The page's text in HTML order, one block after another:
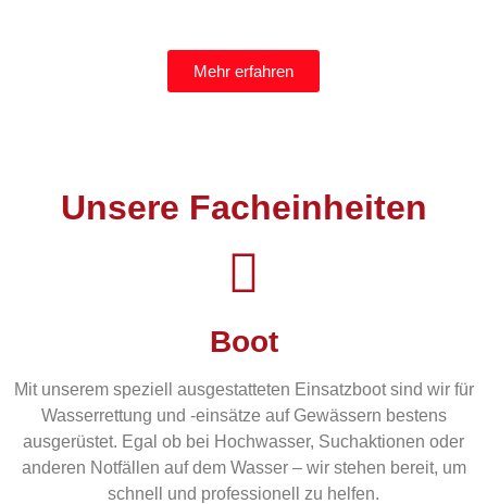
Mehr erfahren
Unsere Facheinheiten
Boot
Mit unserem speziell ausgestatteten Einsatzboot sind wir für
Wasserrettung und -einsätze auf Gewässern bestens
ausgerüstet. Egal ob bei Hochwasser, Suchaktionen oder
anderen Notfällen auf dem Wasser – wir stehen bereit, um
schnell und professionell zu helfen.